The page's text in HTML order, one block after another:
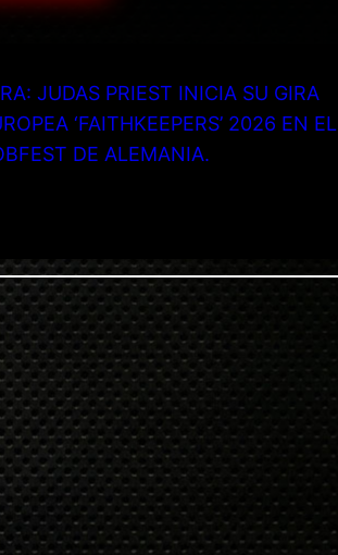
JUDAS PRIEST INICIA SU GIRA
‘FAITHKEEPERS’ 2026 EN EL
DE ALEMANIA.